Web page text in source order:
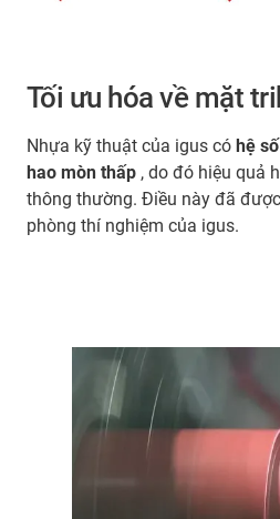
Tối ưu hóa về mặt
Nhựa kỹ thuật của igus có hệ
hao mòn thấp , do đó hiệu quả
thông thường. Điều này đã
phòng thí nghiệm của igus.